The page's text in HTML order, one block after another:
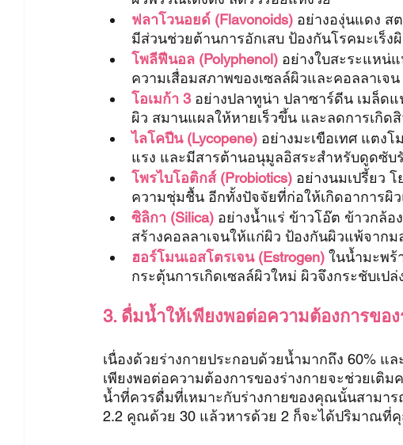
ฟลาโวนอยด์ (Flavonoids) อย่างองุ่นแดง ส
มีส่วนช่วยต้านการอักเสบ ป้องกันโรคมะเร็ง
โพลีฟีนอล (Polyphenol) อย่างใบสะระแหน่
ความเสื่อมสภาพของเซลล์ผิวและคอลลาเจ
โอเมก้า 3 อย่างปลาทูน่า ปลาซาร์ดีน เมล็ด
ผิว สมานแผลให้หายเร็วขึ้น และลดการเกิด
ไลโคปีน (Lycopene) อย่างมะเขือเทศ แตง
แรง และมีสารต้านอนุมูลอิสระสำหรับดูดซั
โพรไบโอติกส์ (Probiotics) อย่างนมเปรี้ยว
ความชุ่มชื้น อีกทั้งปัจจัยที่ก่อให้เกิดอาการผิ
ซิลิกา (Silica) อย่างน้ำแร่ ข้าวโอ๊ต ข้าวกล้อ
สร้างคอลลาเจนให้แก่ผิว ป้องกันผิวแพ้จากม
ฮอร์โมนเอสโตรเจน (Estrogen) ในน้ำมะพร้
กระตุ้นการเกิดเซลล์ผิวใหม่ ผิวจึงกระชับเป
3. ดื่มน้ำให้เพียงพอต่อความต้องการของ
เนื่องด้วยร่างกายประกอบด้วยน้ำมากถึง 60% แ
เพียงพอต่อความต้องการของร่างกายจะช่วยเติ
น้ำที่ควรดื่มที่เหมาะกับร่างกายของคุณนั้นสาม
2.2 คูณด้วย 30 แล้วหารด้วย 2 ก็จะได้ปริมาณที่